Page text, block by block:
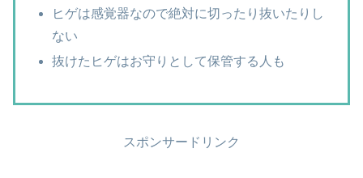
ヒゲは感覚器なので絶対に切ったり抜いたりし
ない
抜けたヒゲはお守りとして保管する人も
スポンサードリンク